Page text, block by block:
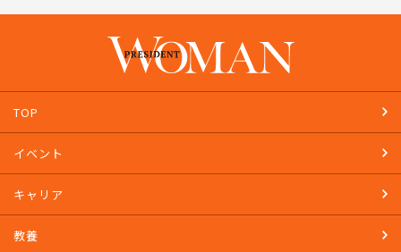
TOP
イベント
キャリア
教養